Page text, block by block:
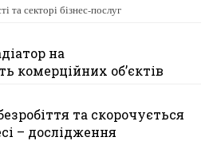
та секторі бізнес-послуг
на
комерційних об’єктів
та скорочується
– дослідження